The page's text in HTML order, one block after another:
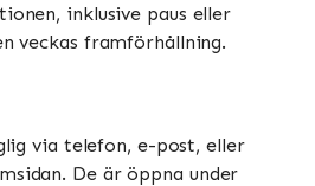
inklusive paus eller
veckas framförhållning.
via telefon, e-post, eller
De är öppna under